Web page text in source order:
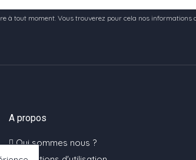
à tout moment. Vous trouverez pour cela nos
A propos
Qui sommes nous ?